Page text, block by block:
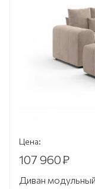
Цена:
107 960₽
Диван